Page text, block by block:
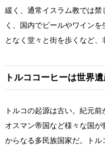
緩く、通常イスラム教では
く、国内でビールやワイン
となく堂々と街を歩くなど、
トルココーヒーは世界
トルコの起源は古い。紀元前
オスマン帝国など様々な国
からなる多民族国家だ。ト